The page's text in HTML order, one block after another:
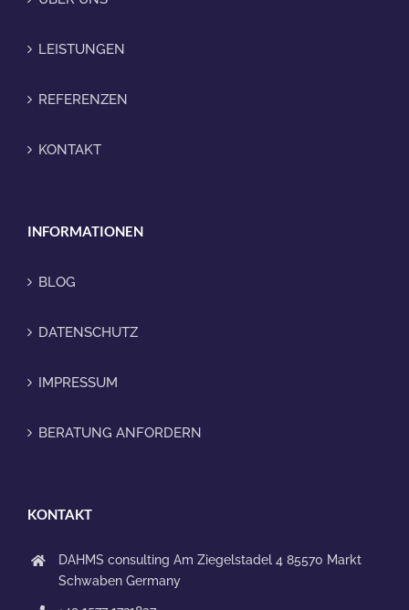
LEISTUNGEN
REFERENZEN
KONTAKT
INFORMATIONEN
BLOG
DATENSCHUTZ
IMPRESSUM
BERATUNG ANFORDERN
KONTAKT
DAHMS consulting Am Ziegelstadel 4 85570 Markt
Schwaben Germany